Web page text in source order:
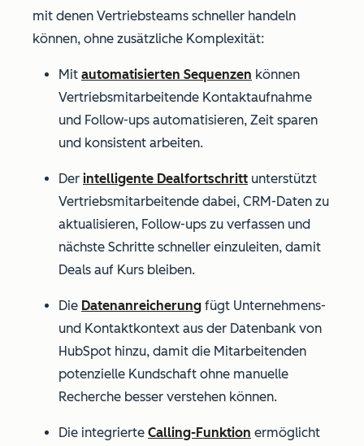
mit denen Vertriebsteams schneller handeln
können, ohne zusätzliche Komplexität:
Mit automatisierten Sequenzen können
Vertriebsmitarbeitende Kontaktaufnahme
und Follow-ups automatisieren, Zeit sparen
und konsistent arbeiten.
Der intelligente Dealfortschritt unterstützt
Vertriebsmitarbeitende dabei, CRM-Daten zu
aktualisieren, Follow-ups zu verfassen und
nächste Schritte schneller einzuleiten, damit
Deals auf Kurs bleiben.
Die Datenanreicherung fügt Unternehmens-
und Kontaktkontext aus der Datenbank von
HubSpot hinzu, damit die Mitarbeitenden
potenzielle Kundschaft ohne manuelle
Recherche besser verstehen können.
Die integrierte Calling-Funktion ermöglicht